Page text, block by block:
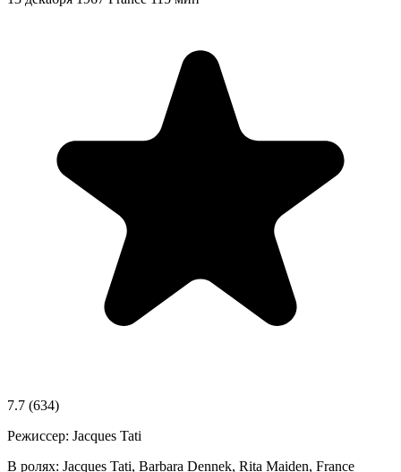
7.7 (634)
Режиссер: Jacques Tati
В ролях: Jacques Tati, Barbara Dennek, Rita Maiden, France